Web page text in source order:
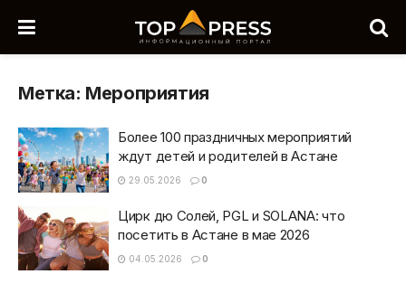
Метка: Мероприятия
Более 100 праздничных мероприятий
ждут детей и родителей в Астане
29.05.2026 0
Цирк дю Солей, PGL и SOLANA: что
посетить в Астане в мае 2026
04.05.2026 0